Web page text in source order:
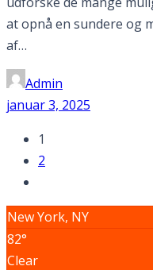
at opnå en sundere og
af…
Admin
januar 3, 2025
1
2
New York, NY
82°
Clear